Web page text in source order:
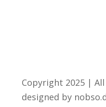
Copyright 2025 |
designed by